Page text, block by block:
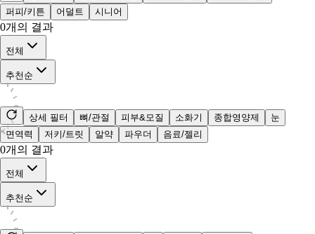
퍼피/키튼
어덜트 시니어
0개의 결과
전체
추천순
상세 필터 뼈/관절 피부&모질 소화기 종합영양제
눈
면역력
저키/트릿 알약 파우더 음료/젤리
0개의 결과
전체
추천순